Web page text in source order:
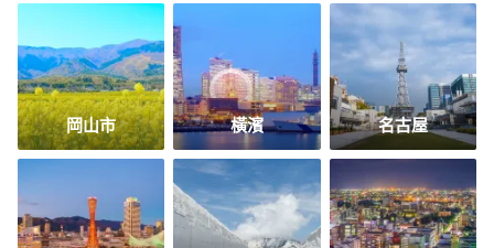
岡山市 橫濱 名古屋